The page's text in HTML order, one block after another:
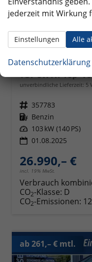
Kia Ceed
TOP SW AT
unverbindliche Lieferzeit: 5
Fahrzeugnr. 357783
Kraftstoff Benzin
Leistung 103 kW (140 PS)
01.08.2025
26.990,– €
incl. 19% MwSt.
Verbrauch
CO2-Klasse: D
CO2-Emissionen:
ab 261,– € mtl.
jederzeit mit Wirkung
Alle
Einstellungen
Datenschutzerklärung